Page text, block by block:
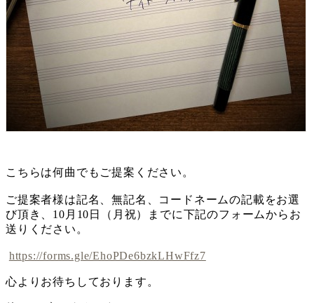
こちらは何曲でもご提案ください。
ご提案者様は記名、無記名、コードネームの記載をお選
び頂き、10月10日（月祝）までに下記のフォームからお
送りください。
https://forms.gle/EhoPDe6bzkLHwFfz7
心よりお待ちしております。